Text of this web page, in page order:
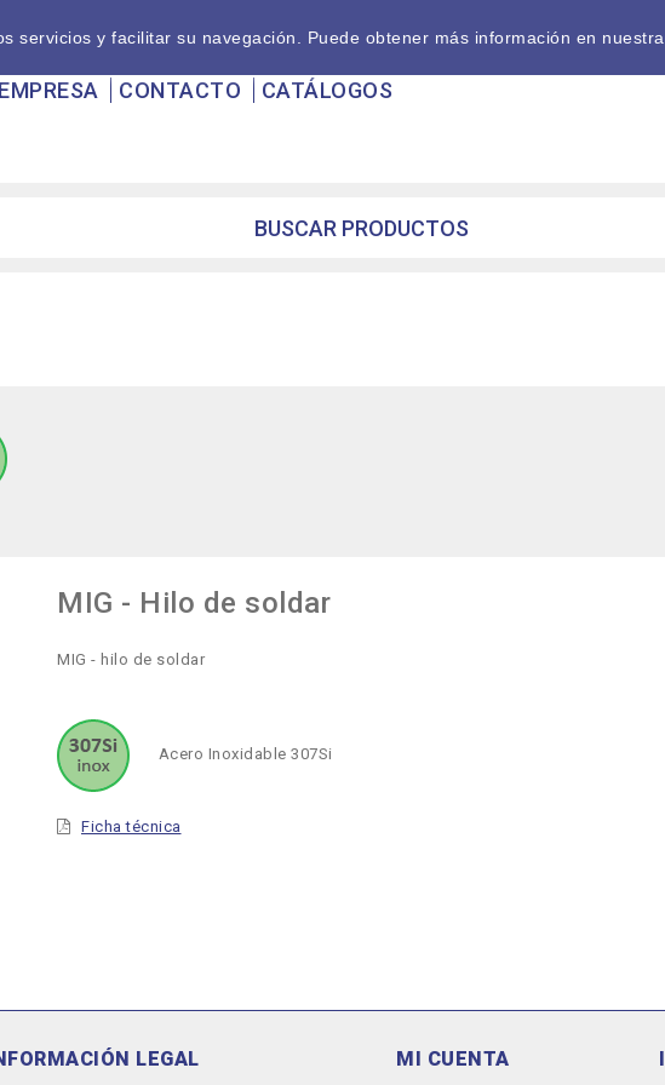
EMPRESA CONTACTO CATÁLOGOS
MIG - Hilo de soldar
MIG - hilo de soldar
Acero Inoxidable 307Si
Ficha técnica
LEGAL MI CUENTA
servicios y facilitar su navegación. Puede obtener más información en nuestra